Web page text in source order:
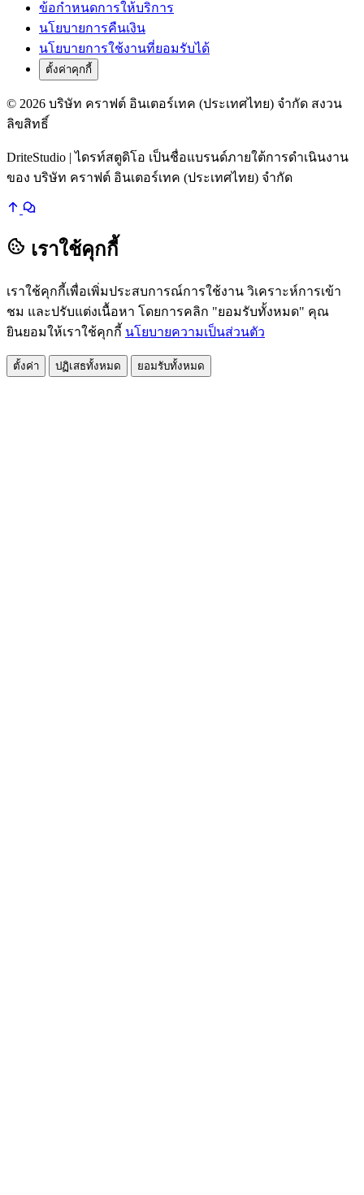
ข้อกำหนดการให้บริการ
นโยบายการคืนเงิน
นโยบายการใช้งานที่ยอมรับได้
ตั้งค่าคุกกี้
© 2026 บริษัท คราฟต์ อินเตอร์เทค (ประเทศไทย) จำกัด สงวน
ลิขสิทธิ์
DriteStudio | ไดรท์สตูดิโอ เป็นชื่อแบรนด์ภายใต้การดำเนินงาน
ของ บริษัท คราฟต์ อินเตอร์เทค (ประเทศไทย) จำกัด
เราใช้คุกกี้
เราใช้คุกกี้เพื่อเพิ่มประสบการณ์การใช้งาน วิเคราะห์การเข้า
ชม และปรับแต่งเนื้อหา โดยการคลิก "ยอมรับทั้งหมด" คุณ
ยินยอมให้เราใช้คุกกี้ นโยบายความเป็นส่วนตัว
ตั้งค่า ปฏิเสธทั้งหมด ยอมรับทั้งหมด